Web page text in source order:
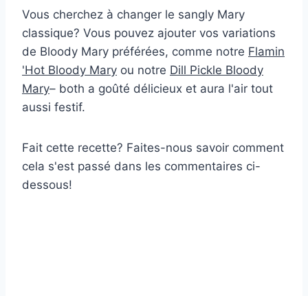
Vous cherchez à changer le sangly Mary
classique? Vous pouvez ajouter vos variations
de Bloody Mary préférées, comme notre Flamin
'Hot Bloody Mary ou notre Dill Pickle Bloody
Mary– both a goûté délicieux et aura l'air tout
aussi festif.
Fait cette recette? Faites-nous savoir comment
cela s'est passé dans les commentaires ci-
dessous!